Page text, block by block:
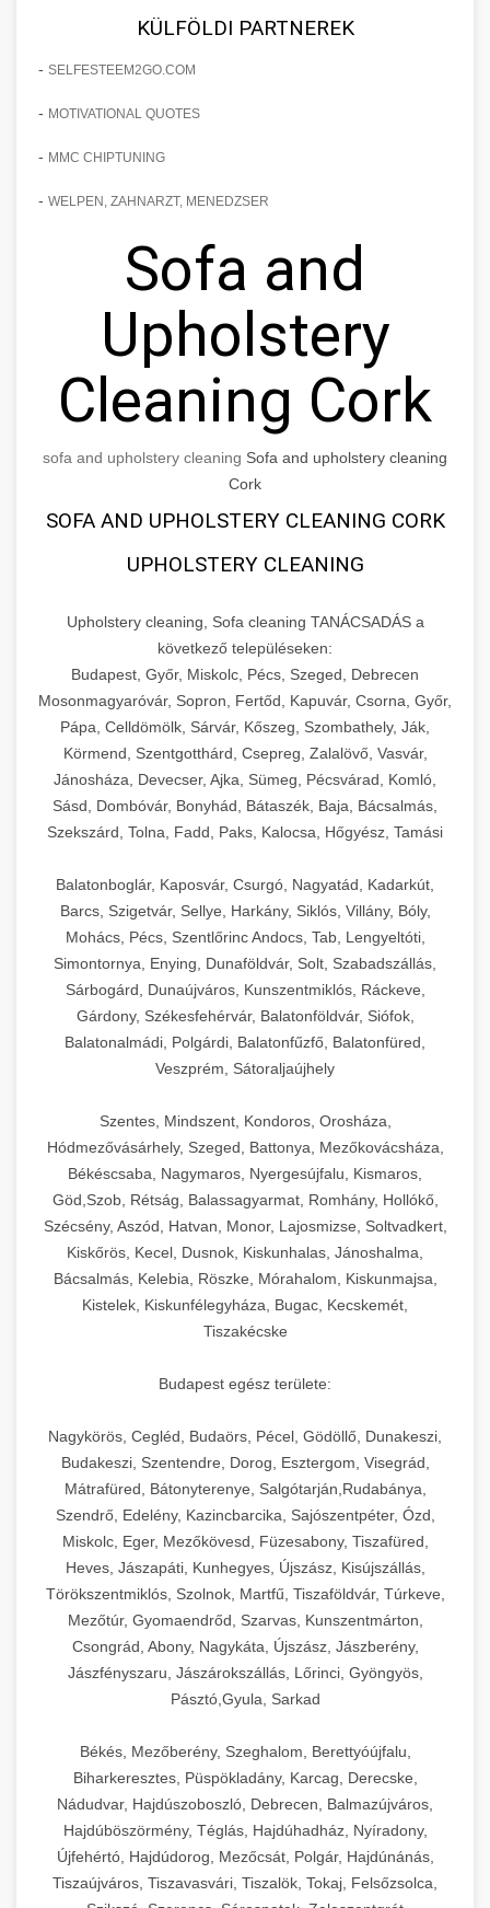
KÜLFÖLDI PARTNEREK
- SELFESTEEM2GO.COM
- MOTIVATIONAL QUOTES
- MMC CHIPTUNING
- WELPEN, ZAHNARZT, MENEDZSER
Sofa and
Upholstery
Cleaning Cork
sofa and upholstery cleaning Sofa and upholstery cleaning
Cork
SOFA AND UPHOLSTERY CLEANING CORK
UPHOLSTERY CLEANING
Upholstery cleaning, Sofa cleaning TANÁCSADÁS a
következő településeken:
Budapest, Győr, Miskolc, Pécs, Szeged, Debrecen
Mosonmagyaróvár, Sopron, Fertőd, Kapuvár, Csorna, Győr,
Pápa, Celldömölk, Sárvár, Kőszeg, Szombathely, Ják,
Körmend, Szentgotthárd, Csepreg, Zalalövő, Vasvár,
Jánosháza, Devecser, Ajka, Sümeg, Pécsvárad, Komló,
Sásd, Dombóvár, Bonyhád, Bátaszék, Baja, Bácsalmás,
Szekszárd, Tolna, Fadd, Paks, Kalocsa, Hőgyész, Tamási
Balatonboglár, Kaposvár, Csurgó, Nagyatád, Kadarkút,
Barcs, Szigetvár, Sellye, Harkány, Siklós, Villány, Bóly,
Mohács, Pécs, Szentlőrinc Andocs, Tab, Lengyeltóti,
Simontornya, Enying, Dunaföldvár, Solt, Szabadszállás,
Sárbogárd, Dunaújváros, Kunszentmiklós, Ráckeve,
Gárdony, Székesfehérvár, Balatonföldvár, Siófok,
Balatonalmádi, Polgárdi, Balatonfűzfő, Balatonfüred,
Veszprém, Sátoraljaújhely
Szentes, Mindszent, Kondoros, Orosháza,
Hódmezővásárhely, Szeged, Battonya, Mezőkovácsháza,
Békéscsaba, Nagymaros, Nyergesújfalu, Kismaros,
Göd,Szob, Rétság, Balassagyarmat, Romhány, Hollókő,
Szécsény, Aszód, Hatvan, Monor, Lajosmizse, Soltvadkert,
Kiskőrös, Kecel, Dusnok, Kiskunhalas, Jánoshalma,
Bácsalmás, Kelebia, Röszke, Mórahalom, Kiskunmajsa,
Kistelek, Kiskunfélegyháza, Bugac, Kecskemét,
Tiszakécske
Budapest egész területe:
Nagykörös, Cegléd, Budaörs, Pécel, Gödöllő, Dunakeszi,
Budakeszi, Szentendre, Dorog, Esztergom, Visegrád,
Mátrafüred, Bátonyterenye, Salgótarján,Rudabánya,
Szendrő, Edelény, Kazincbarcika, Sajószentpéter, Ózd,
Miskolc, Eger, Mezőkövesd, Füzesabony, Tiszafüred,
Heves, Jászapáti, Kunhegyes, Újszász, Kisújszállás,
Törökszentmiklós, Szolnok, Martfű, Tiszaföldvár, Túrkeve,
Mezőtúr, Gyomaendrőd, Szarvas, Kunszentmárton,
Csongrád, Abony, Nagykáta, Újszász, Jászberény,
Jászfényszaru, Jászárokszállás, Lőrinci, Gyöngyös,
Pásztó,Gyula, Sarkad
Békés, Mezőberény, Szeghalom, Berettyóújfalu,
Biharkeresztes, Püspökladány, Karcag, Derecske,
Nádudvar, Hajdúszoboszló, Debrecen, Balmazújváros,
Hajdúböszörmény, Téglás, Hajdúhadház, Nyíradony,
Újfehértó, Hajdúdorog, Mezőcsát, Polgár, Hajdúnánás,
Tiszaújváros, Tiszavasvári, Tiszalök, Tokaj, Felsőzsolca,